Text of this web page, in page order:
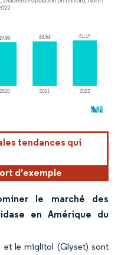
une attribution sous CC BY
tendances qui
d'exemple
le marché des
en Amérique du
et le miglitol (Glyset) sont